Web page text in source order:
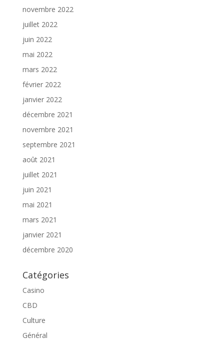
novembre 2022
juillet 2022
juin 2022
mai 2022
mars 2022
février 2022
janvier 2022
décembre 2021
novembre 2021
septembre 2021
août 2021
juillet 2021
juin 2021
mai 2021
mars 2021
janvier 2021
décembre 2020
Catégories
Casino
CBD
Culture
Général